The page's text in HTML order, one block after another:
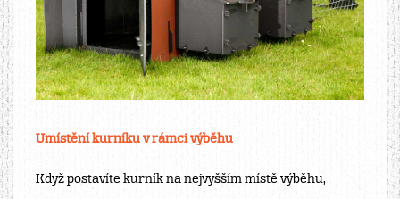
Umístění kurníku v rámci výběhu
Když postavíte kurník na nejvyšším místě výběhu,